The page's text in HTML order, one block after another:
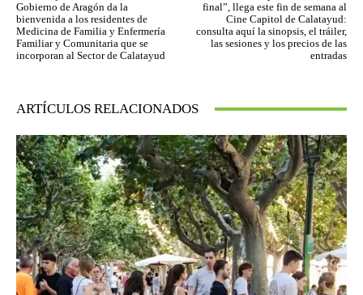
Gobierno de Aragón da la
bienvenida a los residentes de
Medicina de Familia y Enfermería
Familiar y Comunitaria que se
incorporan al Sector de Calatayud
final”, llega este fin de semana al
Cine Capitol de Calatayud:
consulta aquí la sinopsis, el tráiler,
las sesiones y los precios de las
entradas
ARTÍCULOS RELACIONADOS